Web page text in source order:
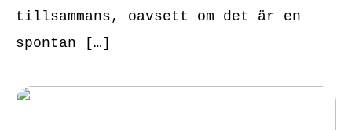
tillsammans, oavsett om det är en
spontan […]